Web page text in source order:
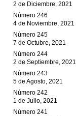
2 de Diciembre, 2021
Número 246
4 de Noviembre, 2021
Número 245
7 de Octubre, 2021
Número 244
2 de Septiembre, 2021
Número 243
5 de Agosto, 2021
Número 242
1 de Julio, 2021
Número 241